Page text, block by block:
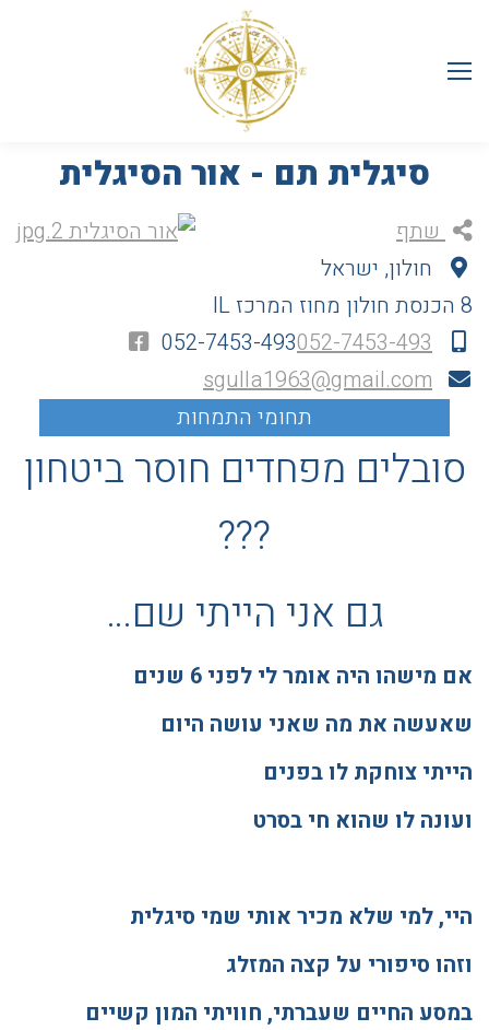
סיגלית תם - אור הסיגלית
חולון, ישראל
8 הכנסת
חולון מחוז המרכז IL
052-7453-493052-7453-493
sgulla1963@gmail.com
סובלים מפחדים חוסר ביטחון
???
גם אני הייתי שם…
אם מישהו היה אומר לי לפני 6 שנים
שאעשה את מה שאני עושה היום
הייתי צוחקת לו בפנים
ועונה לו שהוא חי בסרט
היי, למי שלא מכיר אותי שמי סיגלית
וזהו סיפורי על קצה המזלג
במסע החיים שעברתי, חוויתי המון קשיים
שתף